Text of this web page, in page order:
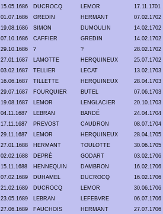
15.05.1686 DUCROCQ LEMOR 17.11.1701
01.07.1686 GREDIN HERMANT 07.02.1702
19.08.1686 SIMON DUMOULIN 14.02.1702
07.10.1686 CAFFIER GREDIN 14.02.1702
29.10.1686 ? ? 28.02.1702
27.01.1687 LAMOTTE HERQUINEUX 25.07.1702
03.02.1687 TELLIER LECAT 13.02.1703
16.06.1687 TILLETTE HERQUINEUX 28.04.1703
29.07.1687 FOURQUIER BUTEL 07.06.1703
19.08.1687 LEMOR LENGLACIER 20.10.1703
04.11.1687 LEBRAN BARDÉ 24.04.1704
17.11.1687 PREVOST CAUDRON 08.07.1704
29.11.1687 LEMOR HERQUINEUX 28.04.1705
27.01.1688 HERMANT TOULOTTE 30.06.1705
02.02.1688 DEPRÉ GODART 03.02.1706
15.11.1688 HENNEQUIN DAMBRON 16.02.1706
07.02.1689 DUHAMEL DUCROCQ 16.02.1706
21.02.1689 DUCROCQ LEMOR 30.06.1706
23.05.1689 LEBRAN LEFEBVRE 06.07.1706
27.06.1689 FAUCHOIS HERMANT 27.07.1706